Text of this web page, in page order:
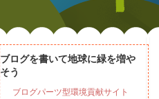
ブログを書いて地球に緑を増や
そう
ブログパーツ型環境貢献サイト